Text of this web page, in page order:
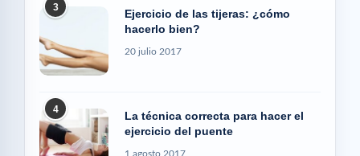
3
Ejercicio de las tijeras: ¿cómo
hacerlo bien?
20 julio 2017
4
La técnica correcta para hacer el
ejercicio del puente
1 agosto 2017